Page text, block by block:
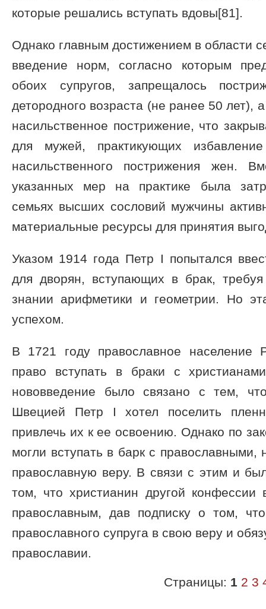
которые решались вступать вдовы[81].
Однако главным достижением в области
введение норм, согласно которым
обоих супругов, запрещалось
детородного возраста (не ранее 50 лет),
насильственное пострижение, что
для мужей, практикующих
насильственного пострижения жен.
указанных мер на практике была
семьях высших сословий мужчины
материальные ресурсы для принятия
Указом 1914 года Петр I попытался
для дворян, вступающих в брак,
знании арифметики и геометрии. Но
успехом.
В 1721 году православное население
право вступать в браки с
нововведение было связано с тем,
Швецией Петр I хотел поселить
привлечь их к ее освоению. Однако по
могли вступать в барк с православными,
православную веру. В связи с этим и
том, что христианин другой конфессии
православным, дав подписку о том,
православного супруга в свою веру и
православии.
Страницы: 1 2 3